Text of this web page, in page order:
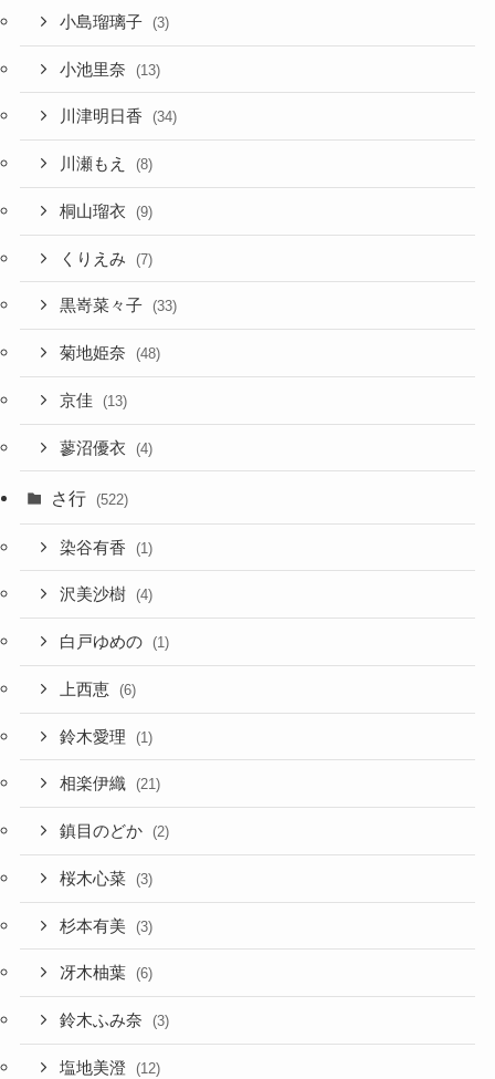
小島瑠璃子 (3)
小池里奈 (13)
川津明日香 (34)
川瀬もえ (8)
桐山瑠衣 (9)
くりえみ (7)
黒嵜菜々子 (33)
菊地姫奈 (48)
京佳 (13)
蓼沼優衣 (4)
さ行 (522)
染谷有香 (1)
沢美沙樹 (4)
白戸ゆめの (1)
上西恵 (6)
鈴木愛理 (1)
相楽伊織 (21)
鎮目のどか (2)
桜木心菜 (3)
杉本有美 (3)
冴木柚葉 (6)
鈴木ふみ奈 (3)
塩地美澄 (12)